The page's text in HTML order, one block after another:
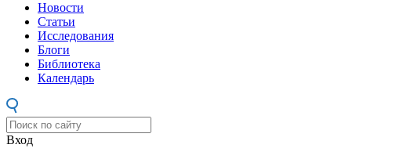
Новости
Статьи
Исследования
Блоги
Библиотека
Календарь
Вход